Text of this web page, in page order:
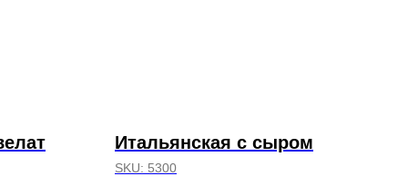
Итальянская с сыром
SKU: 5300